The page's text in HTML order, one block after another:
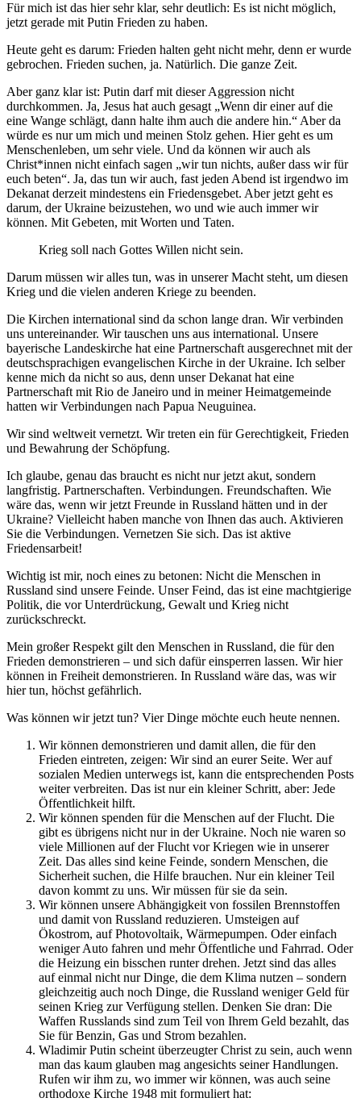
Für mich ist das hier sehr klar, sehr deutlich: Es ist nicht möglich,
jetzt gerade mit Putin Frieden zu haben.
Heute geht es darum: Frieden halten geht nicht mehr, denn er wurde
gebrochen. Frieden suchen, ja. Natürlich. Die ganze Zeit.
Aber ganz klar ist: Putin darf mit dieser Aggression nicht
durchkommen. Ja, Jesus hat auch gesagt „Wenn dir einer auf die
eine Wange schlägt, dann halte ihm auch die andere hin.“ Aber da
würde es nur um mich und meinen Stolz gehen. Hier geht es um
Menschenleben, um sehr viele. Und da können wir auch als
Christ*innen nicht einfach sagen „wir tun nichts, außer dass wir für
euch beten“. Ja, das tun wir auch, fast jeden Abend ist irgendwo im
Dekanat derzeit mindestens ein Friedensgebet. Aber jetzt geht es
darum, der Ukraine beizustehen, wo und wie auch immer wir
können. Mit Gebeten, mit Worten und Taten.
Krieg soll nach Gottes Willen nicht sein.
Darum müssen wir alles tun, was in unserer Macht steht, um diesen
Krieg und die vielen anderen Kriege zu beenden.
Die Kirchen international sind da schon lange dran. Wir verbinden
uns untereinander. Wir tauschen uns aus international. Unsere
bayerische Landeskirche hat eine Partnerschaft ausgerechnet mit der
deutschsprachigen evangelischen Kirche in der Ukraine. Ich selber
kenne mich da nicht so aus, denn unser Dekanat hat eine
Partnerschaft mit Rio de Janeiro und in meiner Heimatgemeinde
hatten wir Verbindungen nach Papua Neuguinea.
Wir sind weltweit vernetzt. Wir treten ein für Gerechtigkeit, Frieden
und Bewahrung der Schöpfung.
Ich glaube, genau das braucht es nicht nur jetzt akut, sondern
langfristig. Partnerschaften. Verbindungen. Freundschaften. Wie
wäre das, wenn wir jetzt Freunde in Russland hätten und in der
Ukraine? Vielleicht haben manche von Ihnen das auch. Aktivieren
Sie die Verbindungen. Vernetzen Sie sich. Das ist aktive
Friedensarbeit!
Wichtig ist mir, noch eines zu betonen: Nicht die Menschen in
Russland sind unsere Feinde. Unser Feind, das ist eine machtgierige
Politik, die vor Unterdrückung, Gewalt und Krieg nicht
zurückschreckt.
Mein großer Respekt gilt den Menschen in Russland, die für den
Frieden demonstrieren – und sich dafür einsperren lassen. Wir hier
können in Freiheit demonstrieren. In Russland wäre das, was wir
hier tun, höchst gefährlich.
Was können wir jetzt tun? Vier Dinge möchte euch heute nennen.
Wir können demonstrieren und damit allen, die für den
Frieden eintreten, zeigen: Wir sind an eurer Seite. Wer auf
sozialen Medien unterwegs ist, kann die entsprechenden Posts
weiter verbreiten. Das ist nur ein kleiner Schritt, aber: Jede
Öffentlichkeit hilft.
Wir können spenden für die Menschen auf der Flucht. Die
gibt es übrigens nicht nur in der Ukraine. Noch nie waren so
viele Millionen auf der Flucht vor Kriegen wie in unserer
Zeit. Das alles sind keine Feinde, sondern Menschen, die
Sicherheit suchen, die Hilfe brauchen. Nur ein kleiner Teil
davon kommt zu uns. Wir müssen für sie da sein.
Wir können unsere Abhängigkeit von fossilen Brennstoffen
und damit von Russland reduzieren. Umsteigen auf
Ökostrom, auf Photovoltaik, Wärmepumpen. Oder einfach
weniger Auto fahren und mehr Öffentliche und Fahrrad. Oder
die Heizung ein bisschen runter drehen. Jetzt sind das alles
auf einmal nicht nur Dinge, die dem Klima nutzen – sondern
gleichzeitig auch noch Dinge, die Russland weniger Geld für
seinen Krieg zur Verfügung stellen. Denken Sie dran: Die
Waffen Russlands sind zum Teil von Ihrem Geld bezahlt, das
Sie für Benzin, Gas und Strom bezahlen.
Wladimir Putin scheint überzeugter Christ zu sein, auch wenn
man das kaum glauben mag angesichts seiner Handlungen.
Rufen wir ihm zu, wo immer wir können, was auch seine
orthodoxe Kirche 1948 mit formuliert hat: